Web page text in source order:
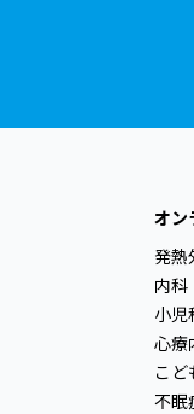
オン
発熱
内科
小児
心療
こど
不眠